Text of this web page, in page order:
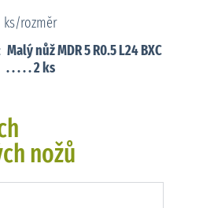
ks/rozměr
Malý nůž MDR 5 R0.5 L24 BXC
. . . . . 2 ks
nožů